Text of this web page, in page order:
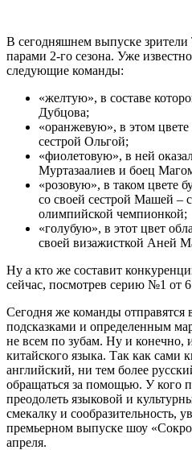
В сегодняшнем выпуске
парами 2-го сезона. Уже
следующие команды:
«желтую», в составе
Дубцова;
«оранжевую», в этом цвете
сестрой Ольгой;
«фиолетовую», в ней
Муртазаалиев и боец
«розовую», в таком цвете
со своей сестрой Машей –
олимпийской чемпионкой;
«голубую», в этот цвет
своей визажисткой Аней
Ну а кто же составит
сейчас, посмотрев серию №1 от
Сегодня же команды отправятся
подсказками и определенным
не всем по зубам. Ну и конечно,
китайского языка. Так как сами
английский, ни тем более
обращаться за помощью. У кого
преодолеть языковой и
смекалку и сообразительность,
премьерном выпуске шоу
апреля.